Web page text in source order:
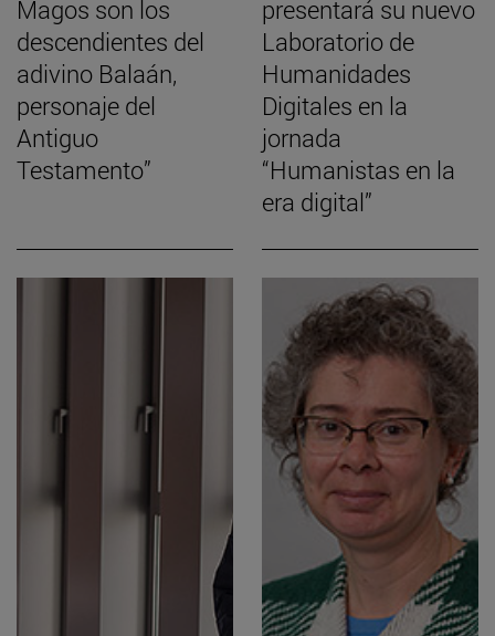
Magos son los
descendientes del
adivino Balaán,
personaje del
Antiguo
Testamento”
presentará su nuevo
Laboratorio de
Humanidades
Digitales en la
jornada
“Humanistas en la
era digital”